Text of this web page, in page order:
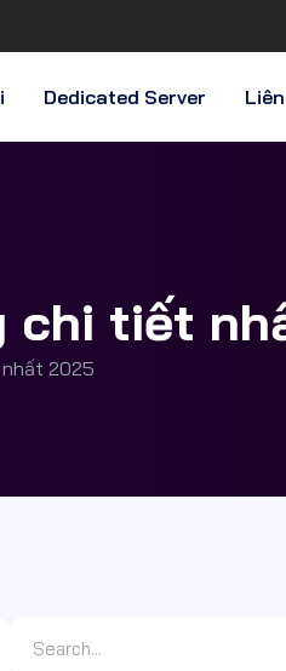
Dedicated Server
chi tiết
2025